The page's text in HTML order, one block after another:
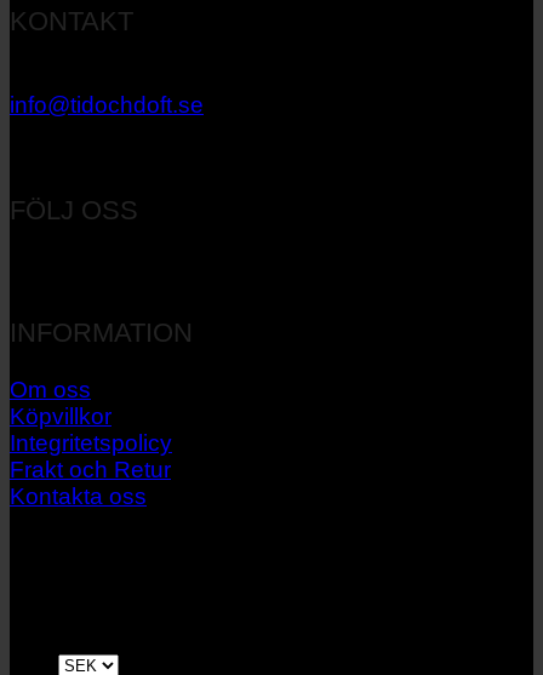
KONTAKT
info@tidochdoft.se
FÖLJ OSS
INFORMATION
Om oss
Köpvillkor
Integritetspolicy
Frakt och Retur
Kontakta oss